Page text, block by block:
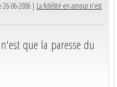
26-06-2006 | La fidélité en amour n'est
que la paresse du